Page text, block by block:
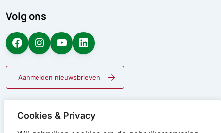
Cookies & Privacy
Volg ons
Facebook Instagram YouTube LinkedIn
Aanmelden nieuwsbrieven